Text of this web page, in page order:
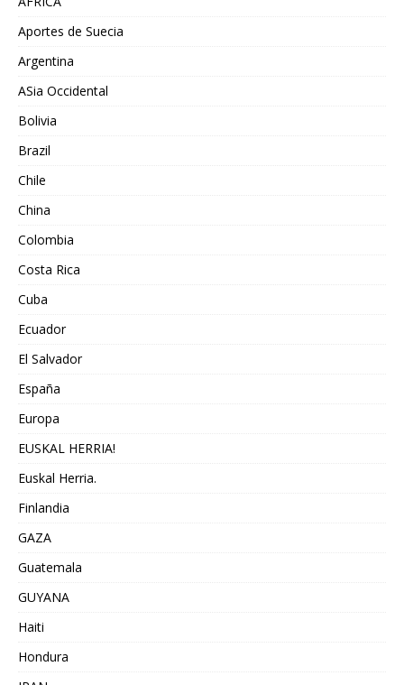
Aportes de Suecia
Argentina
ASia Occidental
Bolivia
Brazil
Chile
China
Colombia
Costa Rica
Cuba
Ecuador
El Salvador
España
Europa
EUSKAL HERRIA!
Euskal Herria.
Finlandia
GAZA
Guatemala
GUYANA
Haiti
Hondura